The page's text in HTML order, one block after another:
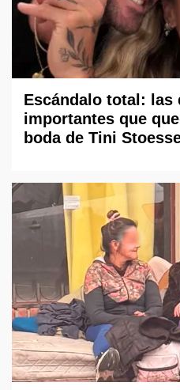
Escándalo total: las
importantes que
boda de Tini